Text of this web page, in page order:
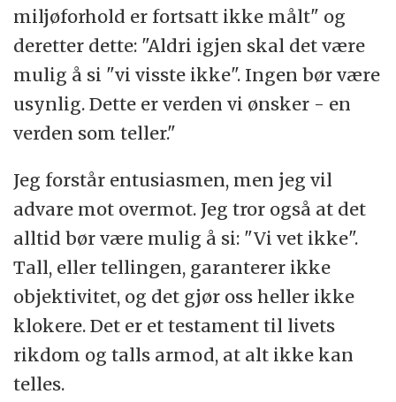
miljøforhold er fortsatt ikke målt" og
deretter dette: "Aldri igjen skal det være
mulig å si "vi visste ikke". Ingen bør være
usynlig. Dette er verden vi ønsker - en
verden som teller."
Jeg forstår entusiasmen, men jeg vil
advare mot overmot. Jeg tror også at det
alltid bør være mulig å si: "Vi vet ikke".
Tall, eller tellingen, garanterer ikke
objektivitet, og det gjør oss heller ikke
klokere. Det er et testament til livets
rikdom og talls armod, at alt ikke kan
telles.